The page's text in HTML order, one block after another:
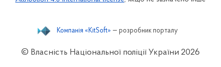
© Власність Національної поліції України 2026
Компанія «KitSoft» — розробник порталу